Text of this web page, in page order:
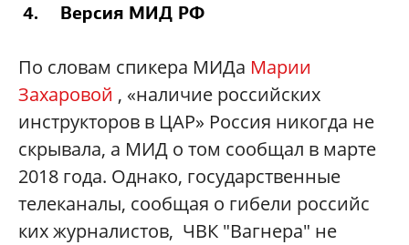
4. Версия МИД РФ
По словам спикера МИДа Марии
Захаровой , «наличие российских
инструкторов в ЦАР» Россия никогда не
скрывала, а МИД о том сообщал в марте
2018 года. Однако, государственные
телеканалы, сообщая о гибели российс
ких журналистов, ЧВК "Вагнера" не